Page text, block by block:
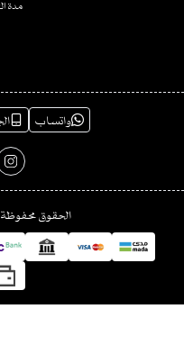
مدة
واتساب
الحقوق محفوظة |